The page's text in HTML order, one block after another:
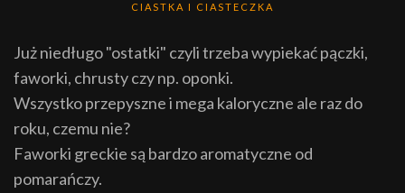
CIASTKA I CIASTECZKA
Już niedługo "ostatki" czyli trzeba wypiekać pączki,
faworki, chrusty czy np. oponki.
Wszystko przepyszne i mega kaloryczne ale raz do
roku, czemu nie?
Faworki greckie są bardzo aromatyczne od
pomarańczy.